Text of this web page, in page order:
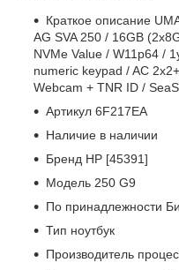
Краткое описание
AG SVA 250 / 16GB
NVMe Value / W11p64 /
numeric keypad / AC
Webcam + TNR ID /
Артикул 6F217EA
Наличие в наличии
Бренд HP [45391]
Модель 250 G9
По принадлежности
Тип ноутбук
Производитель